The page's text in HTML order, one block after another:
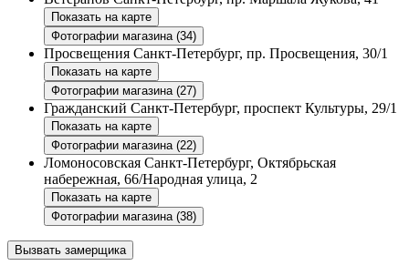
Показать на карте
Фотографии магазина (34)
Просвещения Санкт-Петербург, пр. Просвещения, 30/1
Показать на карте
Фотографии магазина (27)
Гражданский Санкт-Петербург, проспект Культуры, 29/1
Показать на карте
Фотографии магазина (22)
Ломоносовская Санкт-Петербург, Октябрьская
набережная, 66/Народная улица, 2
Показать на карте
Фотографии магазина (38)
Вызвать замерщика